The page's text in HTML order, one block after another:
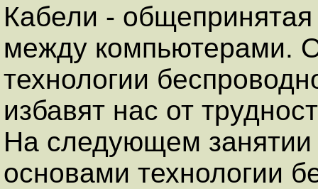
Кабели -
между компьютерами.
технологии
избавят нас от
На следующем занятии
основами технологии